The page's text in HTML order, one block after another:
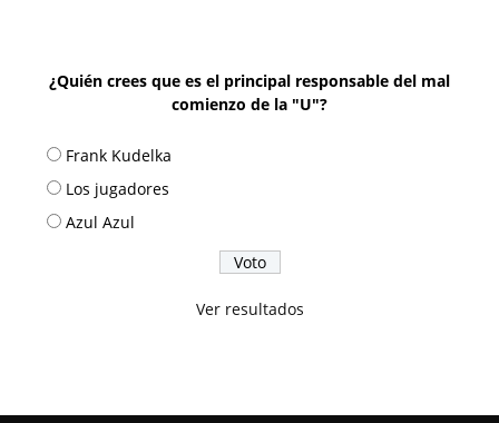
¿Quién crees que es el principal responsable del mal
comienzo de la "U"?
Frank Kudelka
Los jugadores
Azul Azul
Ver resultados